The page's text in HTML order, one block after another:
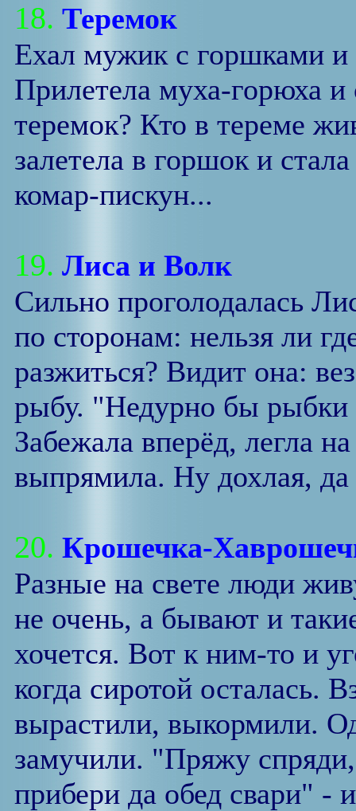
18. Теремок
Ехал мужик с горшками и
Прилетела муха-горюха
теремок? Кто в тереме
залетела в горшок и
комар-пискун...
19. Лиса и Волк
Сильно проголодалась
по сторонам: нельзя ли
разжиться? Видит она:
рыбу. "Недурно бы рыбки
Забежала вперёд, легла
выпрямила. Ну дохлая,
20. Крошечка-
Разные на свете люди
не очень, а бывают и
хочется. Вот к ним-то и
когда сиротой осталась.
вырастили, выкормили.
замучили. "Пряжу
прибери да обед свари" -